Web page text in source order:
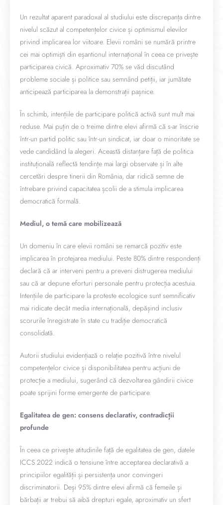
Un rezultat aparent paradoxal al studiului este discrepanța dintre
nivelul scăzut al competențelor civice și optimismul elevilor
privind implicarea lor viitoare. Elevii români se numără printre
cei mai optimiști din eșantionul internațional în ceea ce privește
participarea civică. Aproximativ 70% se văd discutând
probleme sociale și politice sau semnând petiții, iar jumătate
anticipează participarea la demonstrații pașnice.
În schimb, intențiile de participare politică activă sunt mult mai
reduse. Mai puțin de o treime dintre elevi afirmă că s-ar înscrie
într-un partid politic sau într-un sindicat, iar doar o minoritate se
vede candidând la alegeri. Această distanțare față de politica
instituțională reflectă tendințe mai largi observate și în alte
cercetări despre tinerii din România, dar ridică semne de
întrebare privind capacitatea școlii de a stimula implicarea
democratică formală.
Mediul, o temă care mobilizează
Un domeniu în care elevii români se remarcă pozitiv este
implicarea în protejarea mediului. Peste 80% dintre respondenți
declară că ar interveni pentru a preveni distrugerea mediului
sau că ar depune eforturi personale pentru protecția acestuia.
Intențiile de participare la proteste ecologice sunt semnificativ
mai ridicate decât media internațională, depășind inclusiv
scorurile înregistrate în state cu tradiție democratică
consolidată.
Autorii studiului evidențiază o relație pozitivă între nivelul
competențelor civice și disponibilitatea pentru acțiuni de
protecție a mediului, sugerând că dezvoltarea gândirii civice
poate sprijini forme emergente de participare.
Egalitatea de gen: consens declarativ, contradicții
profunde
În ceea ce privește atitudinile față de egalitatea de gen, datele
ICCS 2022 indică o tensiune între acceptarea declarativă a
principiilor egalității și persistența unor convingeri
discriminatorii. Deși 95% dintre elevi afirmă că femeile și
bărbații ar trebui să aibă drepturi egale, aproximativ un sfert